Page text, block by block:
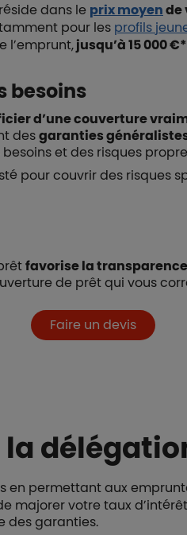
dans le prix moyende
pour les profils
l’emprunt,jusqu’à 15 000 €*
besoins
d’une couverture
desgaranties
et des risques
pour couvrir des risques
favorise la
de prêt qui vous
Faire un devis
en permettant aux
majorer votre taux
des garanties.